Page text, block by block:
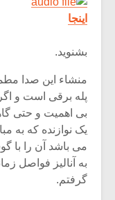
اینجا
بشنوید.
منشاء این صدا
پله برقی است و
بی اهمیت و حتی
یک نوازنده که به
می باشد آن را با
به آنالیز فواصل
گرفتم.